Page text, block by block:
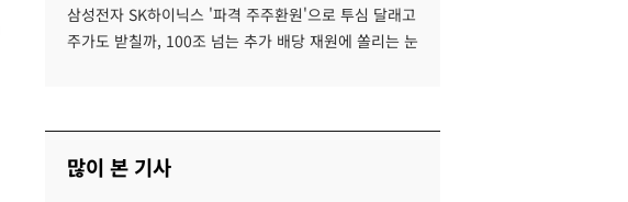
삼성전자 SK하이닉스 '파격 주주환원'으로 투심 달래고
주가도 받칠까, 100조 넘는 추가 배당 재원에 쏠리는 눈
많이 본 기사